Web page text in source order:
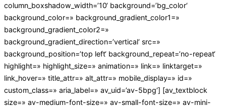
column_boxshadow_width=’10‘ background=’bg_color‘
background_color=» background_gradient_color1=»
background_gradient_color2=»
background_gradient_direction=’vertical‘ src=»
background_position=’top left‘ background_repeat=’no-repeat‘
highlight=» highlight_size=» animation=» link=» linktarget=»
link_hover=» title_attr=» alt_attr=» mobile_display=» id=»
custom_class=» aria_label=» av_uid=’av-5bpg‘] [av_textblock
size=» av-medium-font-size=» av-small-font-size=» av-mini-